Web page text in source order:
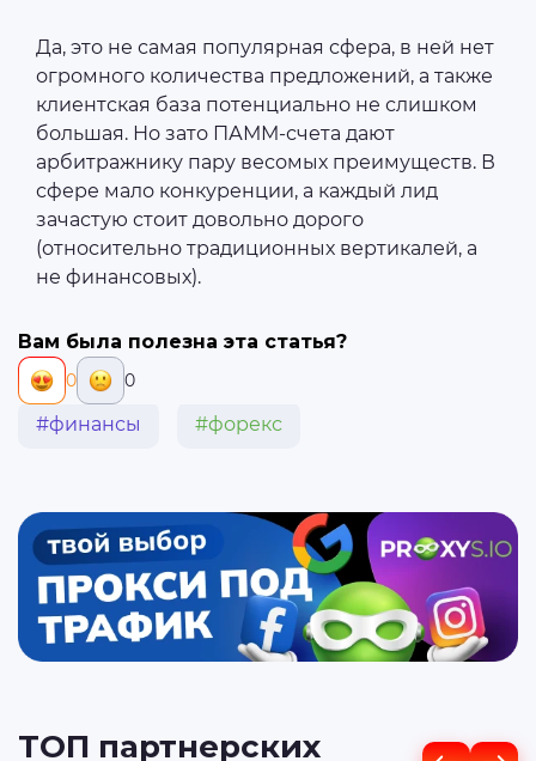
Да, это не самая популярная сфера, в ней нет
огромного количества предложений, а также
клиентская база потенциально не слишком
большая. Но зато ПАММ-счета дают
арбитражнику пару весомых преимуществ. В
сфере мало конкуренции, а каждый лид
зачастую стоит довольно дорого
(относительно традиционных вертикалей, а
не финансовых).
Вам была полезна эта статья?
0 0
#финансы #форекс
ТОП партнерских